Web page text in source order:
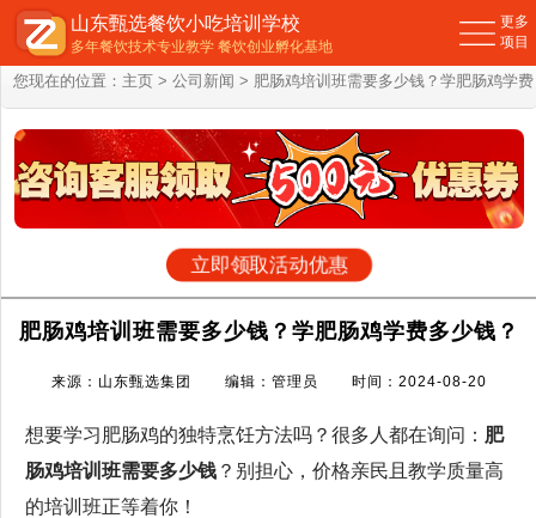
您现在的位置： 主页 > 公司新闻 > 肥肠鸡培训班需要多少钱？学肥肠鸡学费
多少钱？
立即领取活动优惠
肥肠鸡培训班需要多少钱？学肥肠鸡学费多少钱？
来源：山东甄选集团 编辑：管理员 时间：2024-08-20
想要学习肥肠鸡的独特烹饪方法吗？很多人都在询问： 肥
肠鸡培训班需要多少钱 ？别担心，价格亲民且教学质量高
的培训班正等着你！
山东甄选餐饮小吃培训学校
多年餐饮技术专业教学 餐饮创业孵化基地
更多
项目